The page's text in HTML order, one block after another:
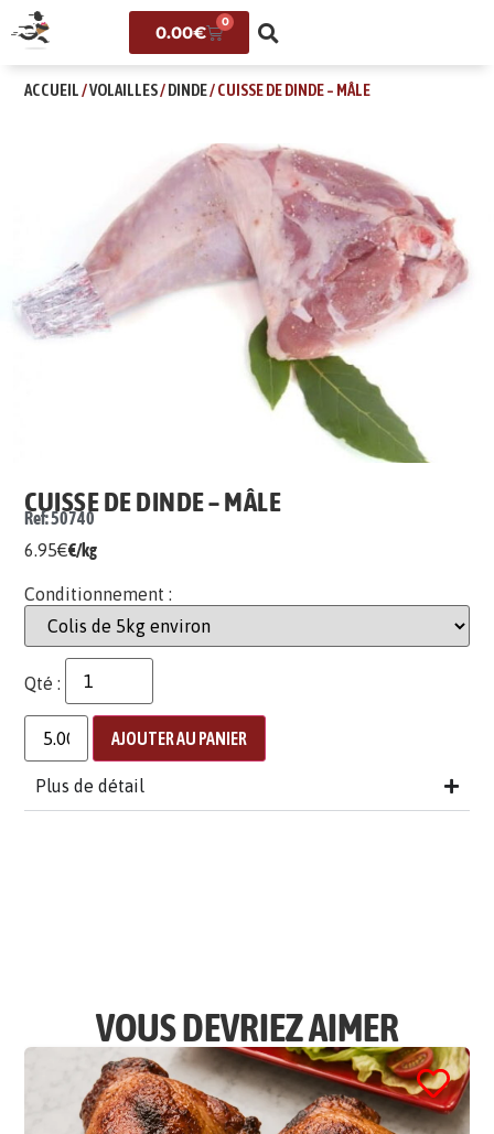
0.00€
0
ACCUEIL/VOLAILLES/DINDE/ CUISSE DE DINDE – MÂLE
CUISSE DE DINDE – MÂLE
Ref: 50740
6.95€€/kg
Conditionnement :
Qté :
AJOUTER AU PANIER
Plus de détail
VOUS DEVRIEZ AIMER